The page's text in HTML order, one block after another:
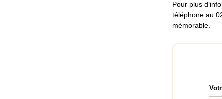
Pour plus
téléphone au
mémorable.